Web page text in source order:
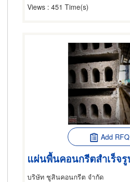
Views : 451 Time(s)
Add RFQ
บริษัท ชูสินคอนกรีต จำกัด